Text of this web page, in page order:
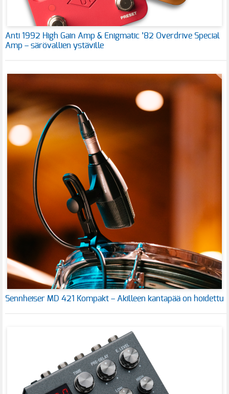
Anti 1992 High Gain Amp & Enigmatic ’82 Overdrive Special
Amp – särövallien ystäville
Sennheiser MD 421 Kompakt – Akilleen kantapää on hoidettu